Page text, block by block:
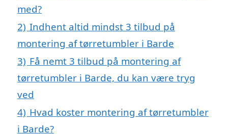
med?
2) Indhent altid mindst 3 tilbud på
montering af tørretumbler i Barde
3) Få nemt 3 tilbud på montering af
tørretumbler i Barde, du kan være tryg
ved
4) Hvad koster montering af tørretumbler
i Barde?